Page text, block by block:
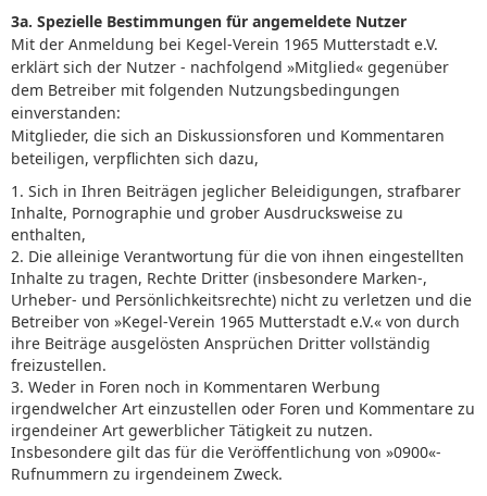
3a. Spezielle Bestimmungen für angemeldete Nutzer
Mit der Anmeldung bei Kegel-Verein 1965 Mutterstadt e.V.
erklärt sich der Nutzer - nachfolgend »Mitglied« gegenüber
dem Betreiber mit folgenden Nutzungsbedingungen
einverstanden:
Mitglieder, die sich an Diskussionsforen und Kommentaren
beteiligen, verpflichten sich dazu,
1. Sich in Ihren Beiträgen jeglicher Beleidigungen, strafbarer
Inhalte, Pornographie und grober Ausdrucksweise zu
enthalten,
2. Die alleinige Verantwortung für die von ihnen eingestellten
Inhalte zu tragen, Rechte Dritter (insbesondere Marken-,
Urheber- und Persönlichkeitsrechte) nicht zu verletzen und die
Betreiber von »Kegel-Verein 1965 Mutterstadt e.V.« von durch
ihre Beiträge ausgelösten Ansprüchen Dritter vollständig
freizustellen.
3. Weder in Foren noch in Kommentaren Werbung
irgendwelcher Art einzustellen oder Foren und Kommentare zu
irgendeiner Art gewerblicher Tätigkeit zu nutzen.
Insbesondere gilt das für die Veröffentlichung von »0900«-
Rufnummern zu irgendeinem Zweck.